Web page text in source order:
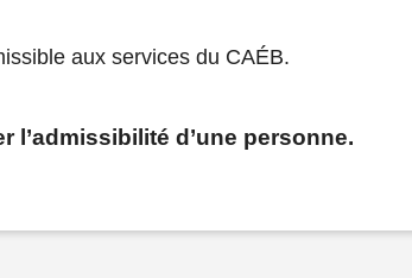
aux services du CAÉB.
l’admissibilité d’une personne.